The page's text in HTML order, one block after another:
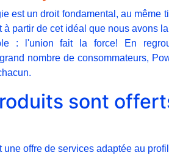
est un droit fondamental, au même
à partir de cet idéal que nous avons
: l'union fait la force! En
nombre de consommateurs,
sont
une offre de services adaptée au